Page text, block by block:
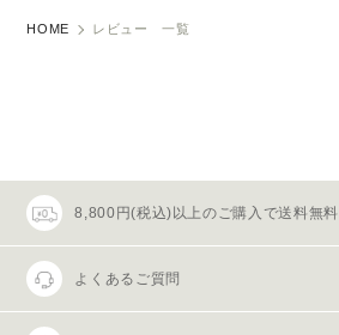
HOME レビュー 一覧
8,800円(税込)以上のご購入で送料無料
よくあるご質問